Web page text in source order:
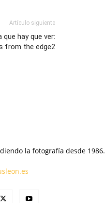
Artículo siguiente
hay que ver:
from the edge2
la fotografía desde 1986.